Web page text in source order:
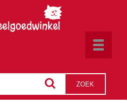
Toggle
ZOEK